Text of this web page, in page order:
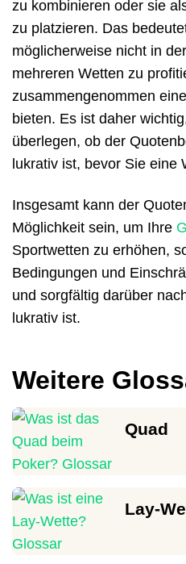
zu kombinieren oder sie
zu platzieren. Das
möglicherweise nicht in
mehreren Wetten zu
zusammengenommen
bieten. Es ist daher
überlegen, ob der
lukrativ ist, bevor Sie eine
Insgesamt kann der
Möglichkeit sein, um Ihre
Sportwetten zu erhöhen,
Bedingungen und
und sorgfältig darüber
lukrativ ist.
Weitere
Quad
Lay-